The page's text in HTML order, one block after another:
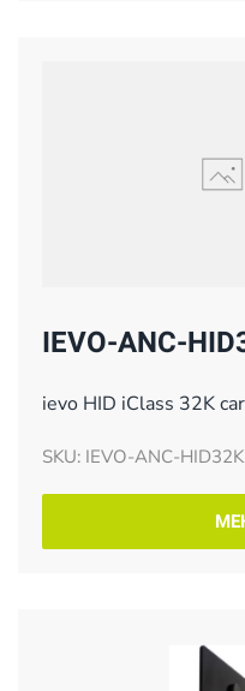
IEVO-ANC-
ievo HID iClass 32K
SKU: IEVO-ANC-HID32K